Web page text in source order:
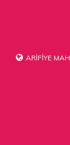
ARİFİYE